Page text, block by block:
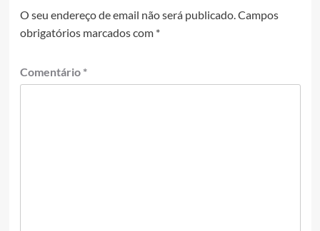
O seu endereço de email não será publicado.Campos
obrigatórios marcados com *
Comentário *